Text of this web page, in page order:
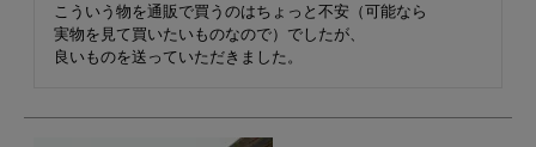
こういう物を通販で買うのはちょっと不安（可能なら
実物を見て買いたいものなので）でしたが、